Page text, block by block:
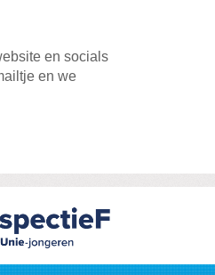
en socials
en we